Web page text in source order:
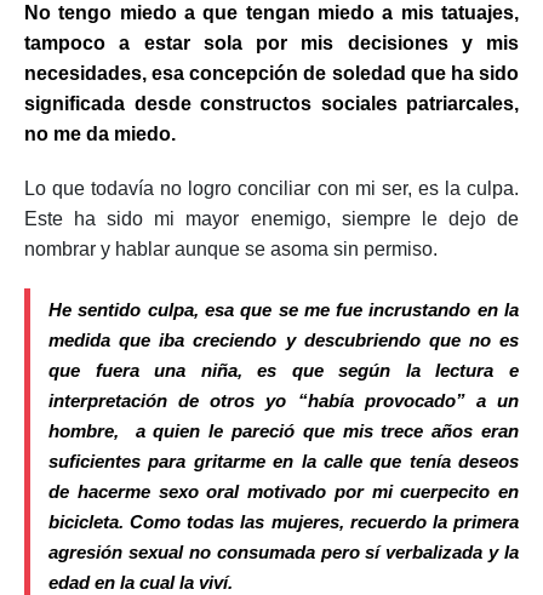
No tengo miedo a que tengan miedo a mis tatuajes,
tampoco a estar sola por mis decisiones y mis
necesidades, esa concepción de soledad que ha sido
significada desde constructos sociales patriarcales,
no me da miedo.
Lo que todavía no logro conciliar con mi ser, es la culpa.
Este ha sido mi mayor enemigo, siempre le dejo de
nombrar y hablar aunque se asoma sin permiso.
He sentido culpa, esa que se me fue incrustando en la
medida que iba creciendo y descubriendo que no es
que fuera una niña, es que según la lectura e
interpretación de otros yo “había provocado” a un
hombre, a quien le pareció que mis trece años eran
suficientes para gritarme en la calle que tenía deseos
de hacerme sexo oral motivado por mi cuerpecito en
bicicleta. Como todas las mujeres, recuerdo la primera
agresión sexual no consumada pero sí verbalizada y la
edad en la cual la viví.